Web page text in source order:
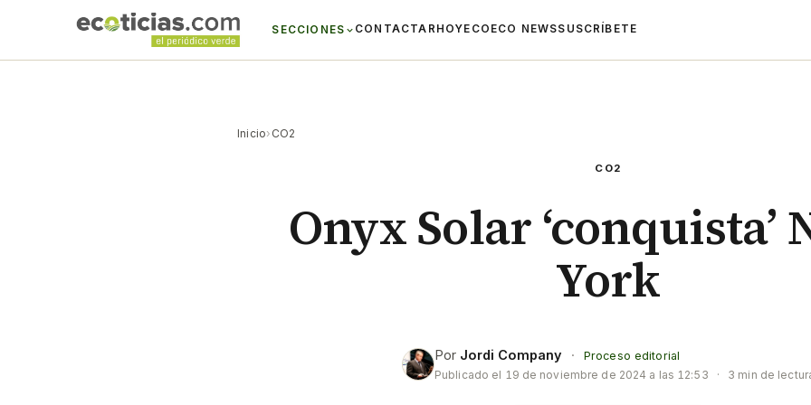
SECCIONES CONTACTAR HOYECO ECO NEWSSUSCRÍBETE
Inicio› CO2
CO2
Onyx Solar ‘conquista’
York
Por Jordi Company ·
Proceso editorial
Publicado el 19 de noviembre de 2024 a las 12:53 · 3 min de